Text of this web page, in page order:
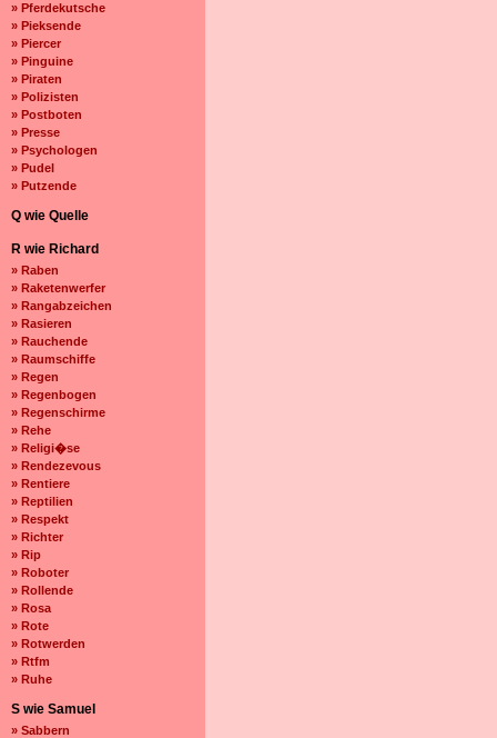
» Pferdekutsche
» Pieksende
» Piercer
» Pinguine
» Piraten
» Polizisten
» Postboten
» Presse
» Psychologen
» Pudel
» Putzende
Q wie Quelle
R wie Richard
» Raben
» Raketenwerfer
» Rangabzeichen
» Rasieren
» Rauchende
» Raumschiffe
» Regen
» Regenbogen
» Regenschirme
» Rehe
» Religi�se
» Rendezevous
» Rentiere
» Reptilien
» Respekt
» Richter
» Rip
» Roboter
» Rollende
» Rosa
» Rote
» Rotwerden
» Rtfm
» Ruhe
S wie Samuel
» Sabbern